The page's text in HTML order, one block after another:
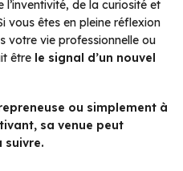
l’inventivité, de la curiosité et
vous êtes en pleine réflexion
votre vie professionnelle ou
être le signal d’un nouvel
ou simplement à
sa venue peut
suivre.